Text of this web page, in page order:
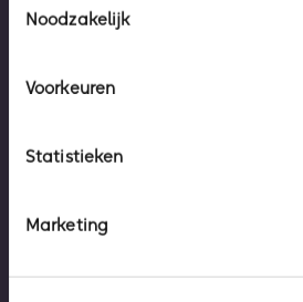
Noodzakelijk
Voorkeuren
Statistieken
Marketing
Schrijf je in voor onze
op de hoogte van de